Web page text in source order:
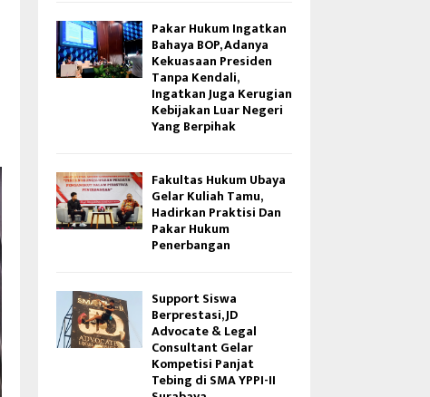
Pakar Hukum Ingatkan
Bahaya BOP, Adanya
Kekuasaan Presiden
Tanpa Kendali,
Ingatkan Juga Kerugian
Kebijakan Luar Negeri
Yang Berpihak
Fakultas Hukum Ubaya
Gelar Kuliah Tamu,
Hadirkan Praktisi Dan
Pakar Hukum
Penerbangan
Support Siswa
Berprestasi, JD
Advocate & Legal
Consultant Gelar
Kompetisi Panjat
Tebing di SMA YPPI-II